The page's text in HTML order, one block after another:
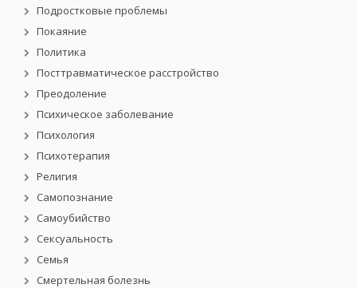
Подростковые проблемы
Покаяние
Политика
Посттравматическое расстройство
Преодоление
Психическое заболевание
Психология
Психотерапия
Религия
Самопознание
Самоубийство
Сексуальность
Семья
Смертельная болезнь